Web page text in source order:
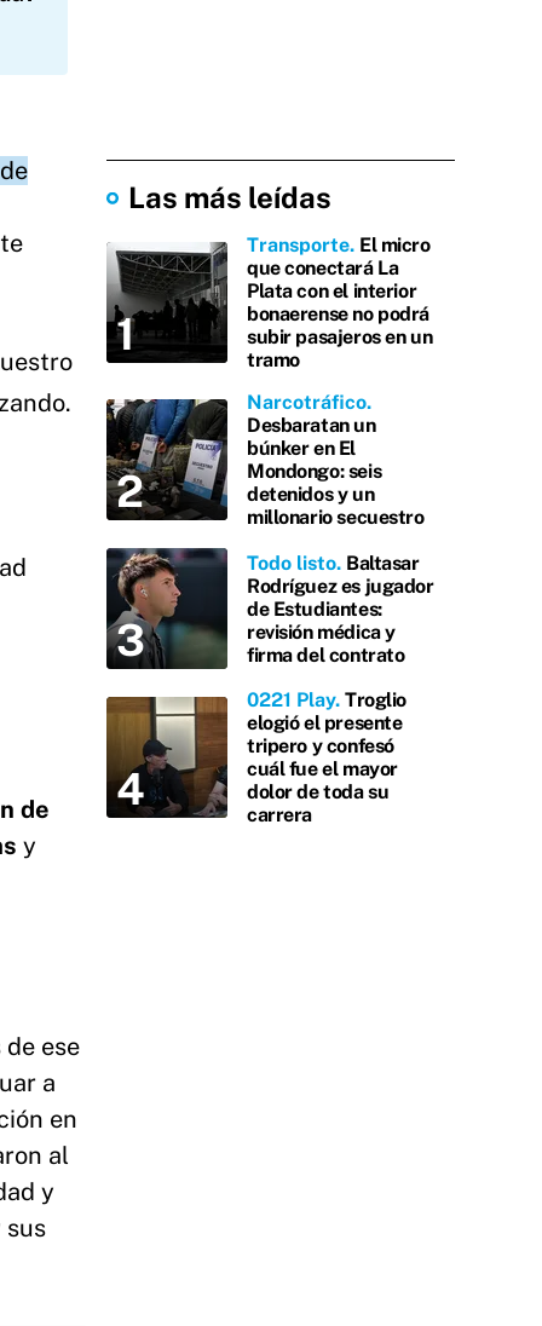
de
y
ese
a
en
al
y
sus
Las más leídas
Transporte El micro
que conectará La
Plata con el interior
bonaerense no podrá
subir pasajeros en un
tramo
Narcotráfico
Desbaratan un
búnker en El
Mondongo: seis
detenidos y un
millonario secuestro
Todo listo Baltasar
Rodríguez es jugador
de Estudiantes:
revisión médica y
firma del contrato
0221 Play Troglio
elogió el presente
tripero y confesó
cuál fue el mayor
dolor de toda su
carrera